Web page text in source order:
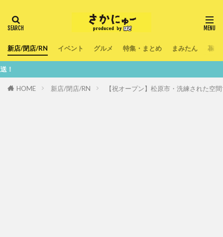
新店/閉店/RN イベント グルメ 特集・まとめ まみたん 暮ら
HOME 新店/閉店/RN 【祝オープン】松原市・洗練された空